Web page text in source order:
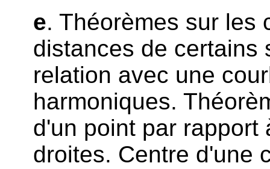
e. Théorèmes sur les
distances de certains
relation avec une
harmoniques.
d'un point par rapport
droites. Centre d'une